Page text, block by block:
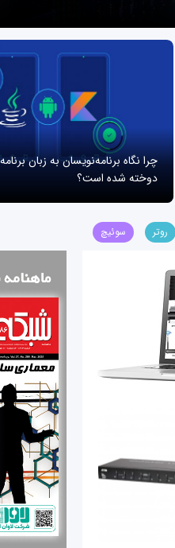
چرا نگاه برنامه‌نویسان به زبان
دوخته شده است؟
روتر سوئیچ